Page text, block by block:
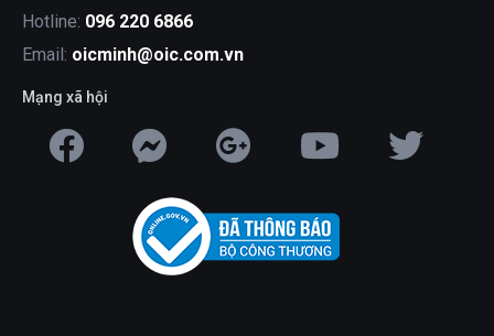
Hotline: 096 220 6866
Email: oicminh@oic.com.vn
Mạng xã hội